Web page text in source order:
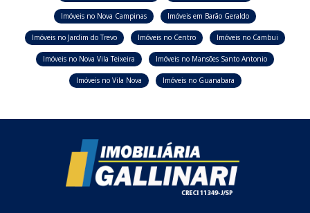
Imóveis no Nova Campinas Imóveis em Barão Geraldo
Imóveis no Jardim do Trevo Imóveis no Centro Imóveis no Cambui
Imóveis no Nova Vila Teixeira Imóveis no Mansões Santo Antonio
Imóveis no Vila Nova Imóveis no Guanabara